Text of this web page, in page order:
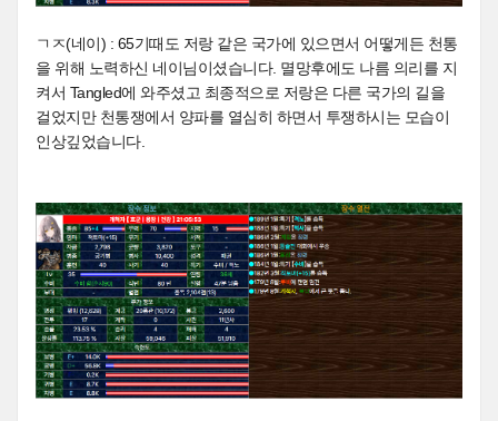
ㄱㅈ(네이) : 65기때도 저랑 같은 국가에 있으면서 어떻게든 천통
을 위해 노력하신 네이님이셨습니다. 멸망후에도 나름 의리를 지
켜서 Tangled에 와주셨고 최종적으로 저랑은 다른 국가의 길을
걸었지만 천통쟁에서 양파를 열심히 하면서 투쟁하시는 모습이
인상깊었습니다.